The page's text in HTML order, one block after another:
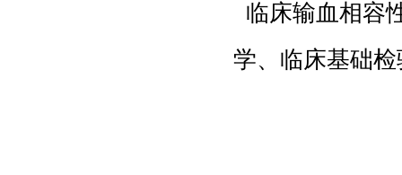
临床输血相容
学、临床基础